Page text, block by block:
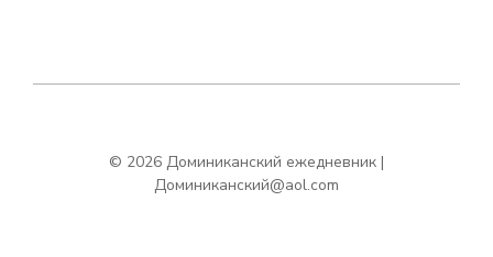
© 2026 Доминиканский ежедневник |
Доминиканский@aol.com